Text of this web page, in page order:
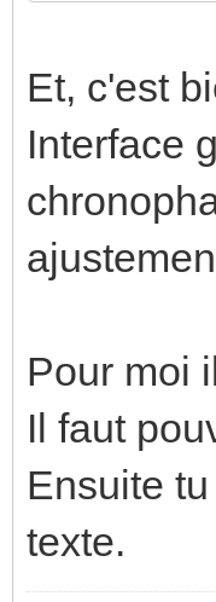
Et, c'est
Interface
Pour moi
Il faut
Ensuite
texte.